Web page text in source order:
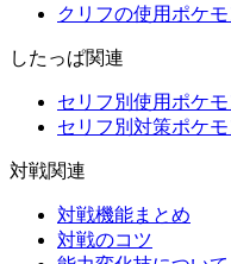
クリフの使用ポケ
したっぱ関連
セリフ別使用ポケモ
セリフ別対策ポケモ
対戦関連
対戦機能まとめ
対戦のコツ